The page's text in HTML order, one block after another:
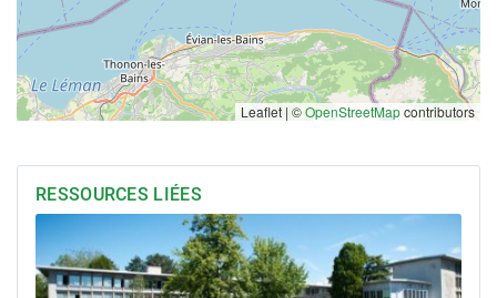
Leaflet | ©OpenStreetMapcontributors
RESSOURCES LIÉES